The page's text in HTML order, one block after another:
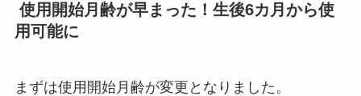
使用開始月齢が早まった！生後6カ月から使
用可能に
まずは使用開始月齢が変更となりました。